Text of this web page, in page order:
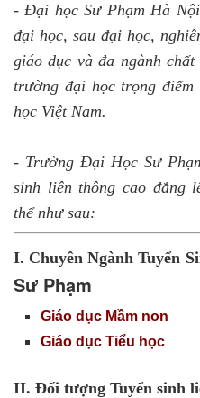
- Đại học Sư Phạm Hà
đại học, sau đại học,
giáo dục và đa ngành
trường đại học trọng
học Việt Nam.
- TrườngĐại Học Sư
sinh liên thông cao đẳng
thể như sau:
I. Chuyên Ngành Tuyển
Sư Phạm
Giáo dục Mầm non
Giáo dục Tiểu học
II. Đối tượng Tuyển sinh